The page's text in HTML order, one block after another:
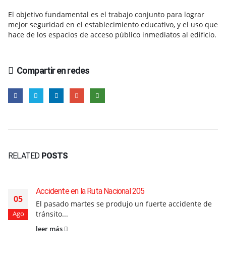
El objetivo fundamental es el trabajo conjunto para lograr
mejor seguridad en el establecimiento educativo, y el uso que
hace de los espacios de acceso público inmediatos al edificio.
Compartir en redes
RELATED POSTS
05
Ago
Accidente en la Ruta Nacional 205
El pasado martes se produjo un fuerte accidente de
tránsito...
leer más